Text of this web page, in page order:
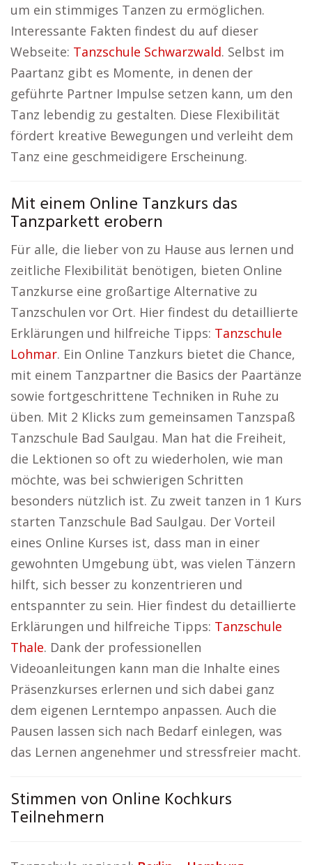
um ein stimmiges Tanzen zu ermöglichen.
Interessante Fakten findest du auf dieser
Webseite: Tanzschule Schwarzwald. Selbst im
Paartanz gibt es Momente, in denen der
geführte Partner Impulse setzen kann, um den
Tanz lebendig zu gestalten. Diese Flexibilität
fördert kreative Bewegungen und verleiht dem
Tanz eine geschmeidigere Erscheinung.
Mit einem Online Tanzkurs das
Tanzparkett erobern
Für alle, die lieber von zu Hause aus lernen und
zeitliche Flexibilität benötigen, bieten Online
Tanzkurse eine großartige Alternative zu
Tanzschulen vor Ort. Hier findest du detaillierte
Erklärungen und hilfreiche Tipps: Tanzschule
Lohmar. Ein Online Tanzkurs bietet die Chance,
mit einem Tanzpartner die Basics der Paartänze
sowie fortgeschrittene Techniken in Ruhe zu
üben. Mit 2 Klicks zum gemeinsamen Tanzspaß
Tanzschule Bad Saulgau. Man hat die Freiheit,
die Lektionen so oft zu wiederholen, wie man
möchte, was bei schwierigen Schritten
besonders nützlich ist. Zu zweit tanzen in 1 Kurs
starten Tanzschule Bad Saulgau. Der Vorteil
eines Online Kurses ist, dass man in einer
gewohnten Umgebung übt, was vielen Tänzern
hilft, sich besser zu konzentrieren und
entspannter zu sein. Hier findest du detaillierte
Erklärungen und hilfreiche Tipps: Tanzschule
Thale. Dank der professionellen
Videoanleitungen kann man die Inhalte eines
Präsenzkurses erlernen und sich dabei ganz
dem eigenen Lerntempo anpassen. Auch die
Pausen lassen sich nach Bedarf einlegen, was
das Lernen angenehmer und stressfreier macht.
Stimmen von Online Kochkurs
Teilnehmern